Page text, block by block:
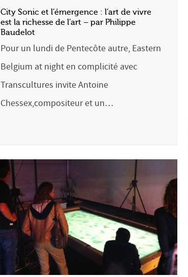
City Sonic et l’émergence : l’art de vivre
est la richesse de l’art – par Philippe
Baudelot
Pour un lundi de Pentecôte autre, Eastern
Belgium at night en complicité avec
Transcultures invite Antoine
Chessex,compositeur et un…